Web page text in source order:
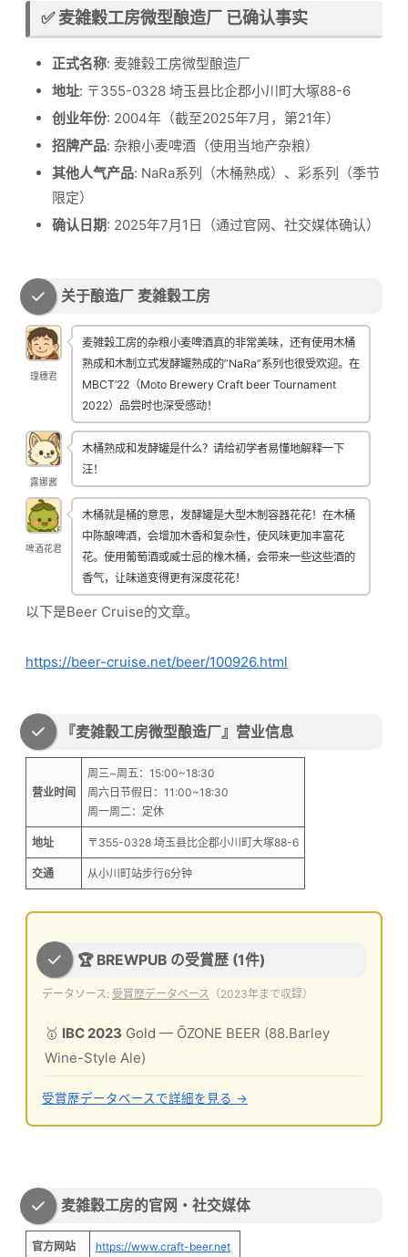
✅ 麦雑穀工房微型酿造厂 已确认事实
正式名称: 麦雑穀工房微型酿造厂
地址: 〒355-0328 埼玉县比企郡小川町大塚88-6
创业年份: 2004年（截至2025年7月，第21年）
招牌产品: 杂粮小麦啤酒（使用当地产杂粮）
其他人气产品: NaRa系列（木桶熟成）、彩系列（季节
限定）
确认日期: 2025年7月1日（通过官网、社交媒体确认）
关于酿造厂 麦雑穀工房
理穗君
麦雑穀工房的杂粮小麦啤酒真的非常美味，还有使用木桶
熟成和木制立式发酵罐熟成的”NaRa”系列也很受欢迎。在
MBCT’22（Moto Brewery Craft beer Tournament
2022）品尝时也深受感动！
露娜酱
木桶熟成和发酵罐是什么？请给初学者易懂地解释一下
汪！
啤酒花君
木桶就是桶的意思，发酵罐是大型木制容器花花！在木桶
中陈酿啤酒，会增加木香和复杂性，使风味更加丰富花
花。使用葡萄酒或威士忌的橡木桶，会带来一些这些酒的
香气，让味道变得更有深度花花！
以下是Beer Cruise的文章。
https://beer-cruise.net/beer/100926.html
『麦雑穀工房微型酿造厂』营业信息
营业时间
周三~周五：15:00~18:30
周六日节假日：11:00~18:30
周一周二：定休
地址 〒355-0328 埼玉县比企郡小川町大塚88-6
交通 从小川町站步行6分钟
🏆 BREWPUB の受賞歴 (1件)
データソース: 受賞歴データベース （2023年まで収録）
🥇 IBC 2023 Gold — ŌZONE BEER (88.Barley
Wine-Style Ale)
受賞歴データベースで詳細を見る →
麦雑穀工房的官网・社交媒体
官方网站 https://www.craft-beer.net